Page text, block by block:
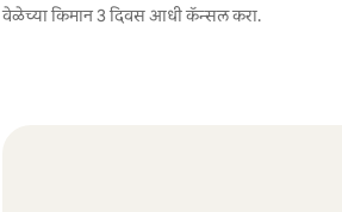
वेळेच्या किमान 3 दिवस आधी कॅन्सल करा.